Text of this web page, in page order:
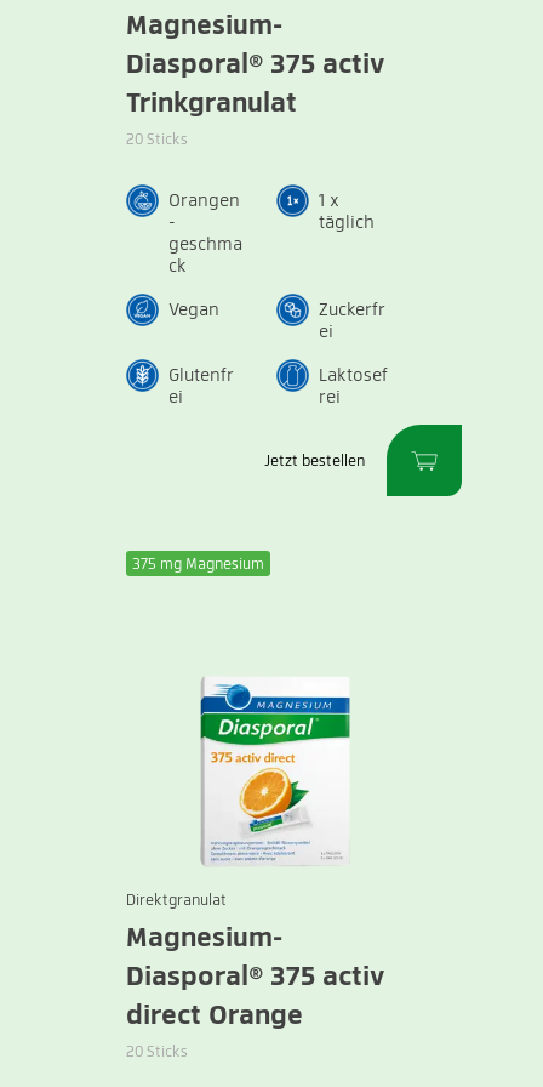
Magnesium-
Diasporal® 375 activ
Trinkgranulat
20 Sticks
Orangen
-
geschma
ck
1 x
täglich
Vegan
Zuckerfr
ei
Glutenfr
ei
Laktosef
rei
Jetzt bestellen
375 mg Magnesium
Direktgranulat
Magnesium-
Diasporal® 375 activ
direct Orange
20 Sticks